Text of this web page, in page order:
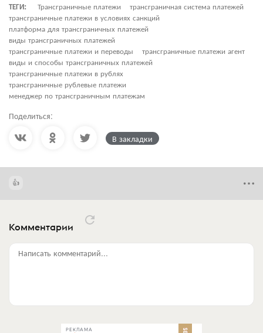
ТЕГИ:
Трансграничные платежи
трансграничная система платежей
трансграничные платежи в условиях санкций
платформа для трансграничных платежей
виды трансграничных платежей
трансграничные платежи и переводы
трансграничные платежи агент
виды и способы трансграничных платежей
трансграничные платежи в рублях
трансграничные рублевые платежи
менеджер по трансграничным платежам
Поделиться:
В закладки
Комментарии
Написать комментарий...
РЕКЛАМА